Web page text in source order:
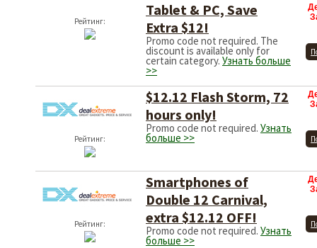
Tablet & PC, Save
Extra $12!
Promo code not required. The
discount is available only for
certain category. Узнать больше
>>
Рейтинг:
$12.12 Flash Storm, 72
hours only!
Promo code not required. Узнать
больше >>
Рейтинг:
Smartphones of
Double 12 Carnival,
extra $12.12 OFF!
Promo code not required. Узнать
больше >>